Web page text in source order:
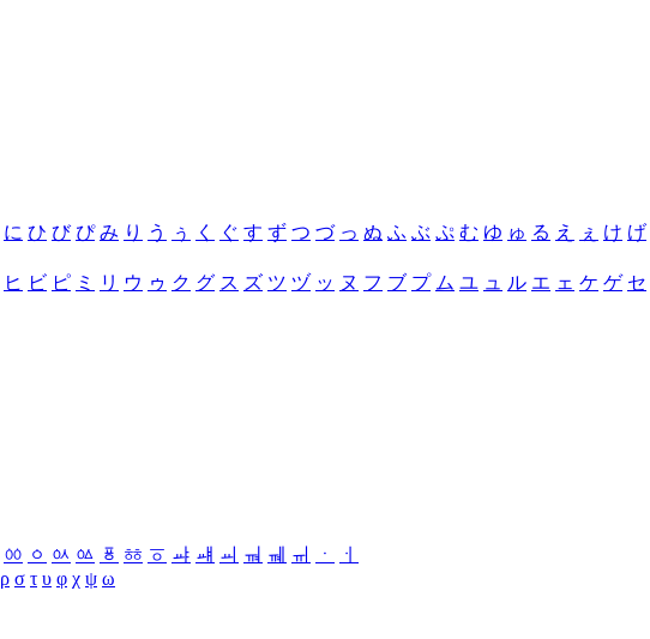
に ひ び ぴ み り う ぅ く ぐ す ず つ づ っ ぬ ふ ぶ ぷ む ゆ ゅ る え ぇ け げ
ヒ ビ ピ ミ リ ウ ゥ ク グ ス ズ ツ ヅ ッ ヌ フ ブ プ ム ユ ュ ル エ ェ ケ ゲ セ
ㆀ ㆁ ㆂ ㆃ ㆄ ㆅ ㆆ ㆇ ㆈ ㆉ ㆊ ㆋ ㆌ ㆍ
ㆎ
ρ σ τ υ φ χ ψ ω